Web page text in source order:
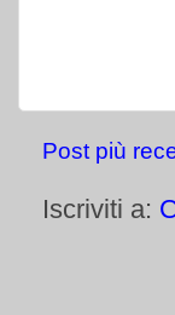
Post più
Iscriviti a: